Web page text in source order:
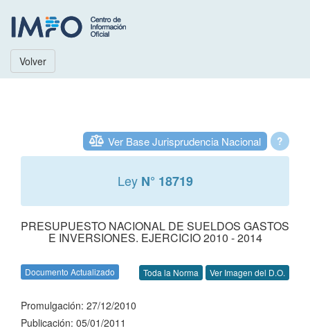
Volver
?
Ver Base Jurisprudencia Nacional
Ley N° 18719
PRESUPUESTO NACIONAL DE SUELDOS GASTOS
E INVERSIONES. EJERCICIO 2010 - 2014
Documento Actualizado Toda la Norma Ver Imagen del D.O.
Promulgación: 27/12/2010
Publicación: 05/01/2011